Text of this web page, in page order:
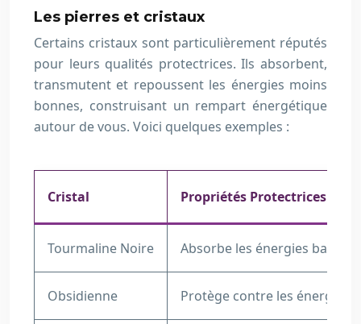
Les pierres et cristaux
Certains cristaux sont particulièrement réputés
pour leurs qualités protectrices. Ils absorbent,
transmutent et repoussent les énergies moins
bonnes, construisant un rempart énergétique
autour de vous. Voici quelques exemples :
Cristal Propriétés Protectrices
Tourmaline Noire Absorbe les énergies
Obsidienne Protège contre les énergies